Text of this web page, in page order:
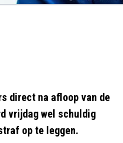
direct na afloop van de
vrijdag wel schuldig
op te leggen.